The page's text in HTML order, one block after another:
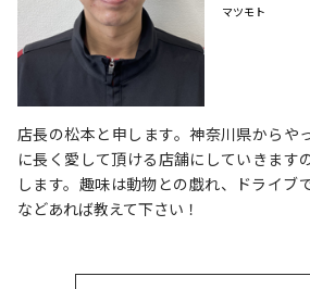
マツモト
店長の松本と申します。神奈川県からや
に長く愛して頂ける店舗にしていきます
します。趣味は動物との戯れ、ドライブ
などあれば教えて下さい！